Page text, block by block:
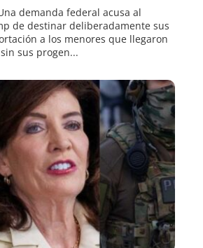
demanda federal acusa al
de destinar deliberadamente sus
a los menores que llegaron
sus progen...